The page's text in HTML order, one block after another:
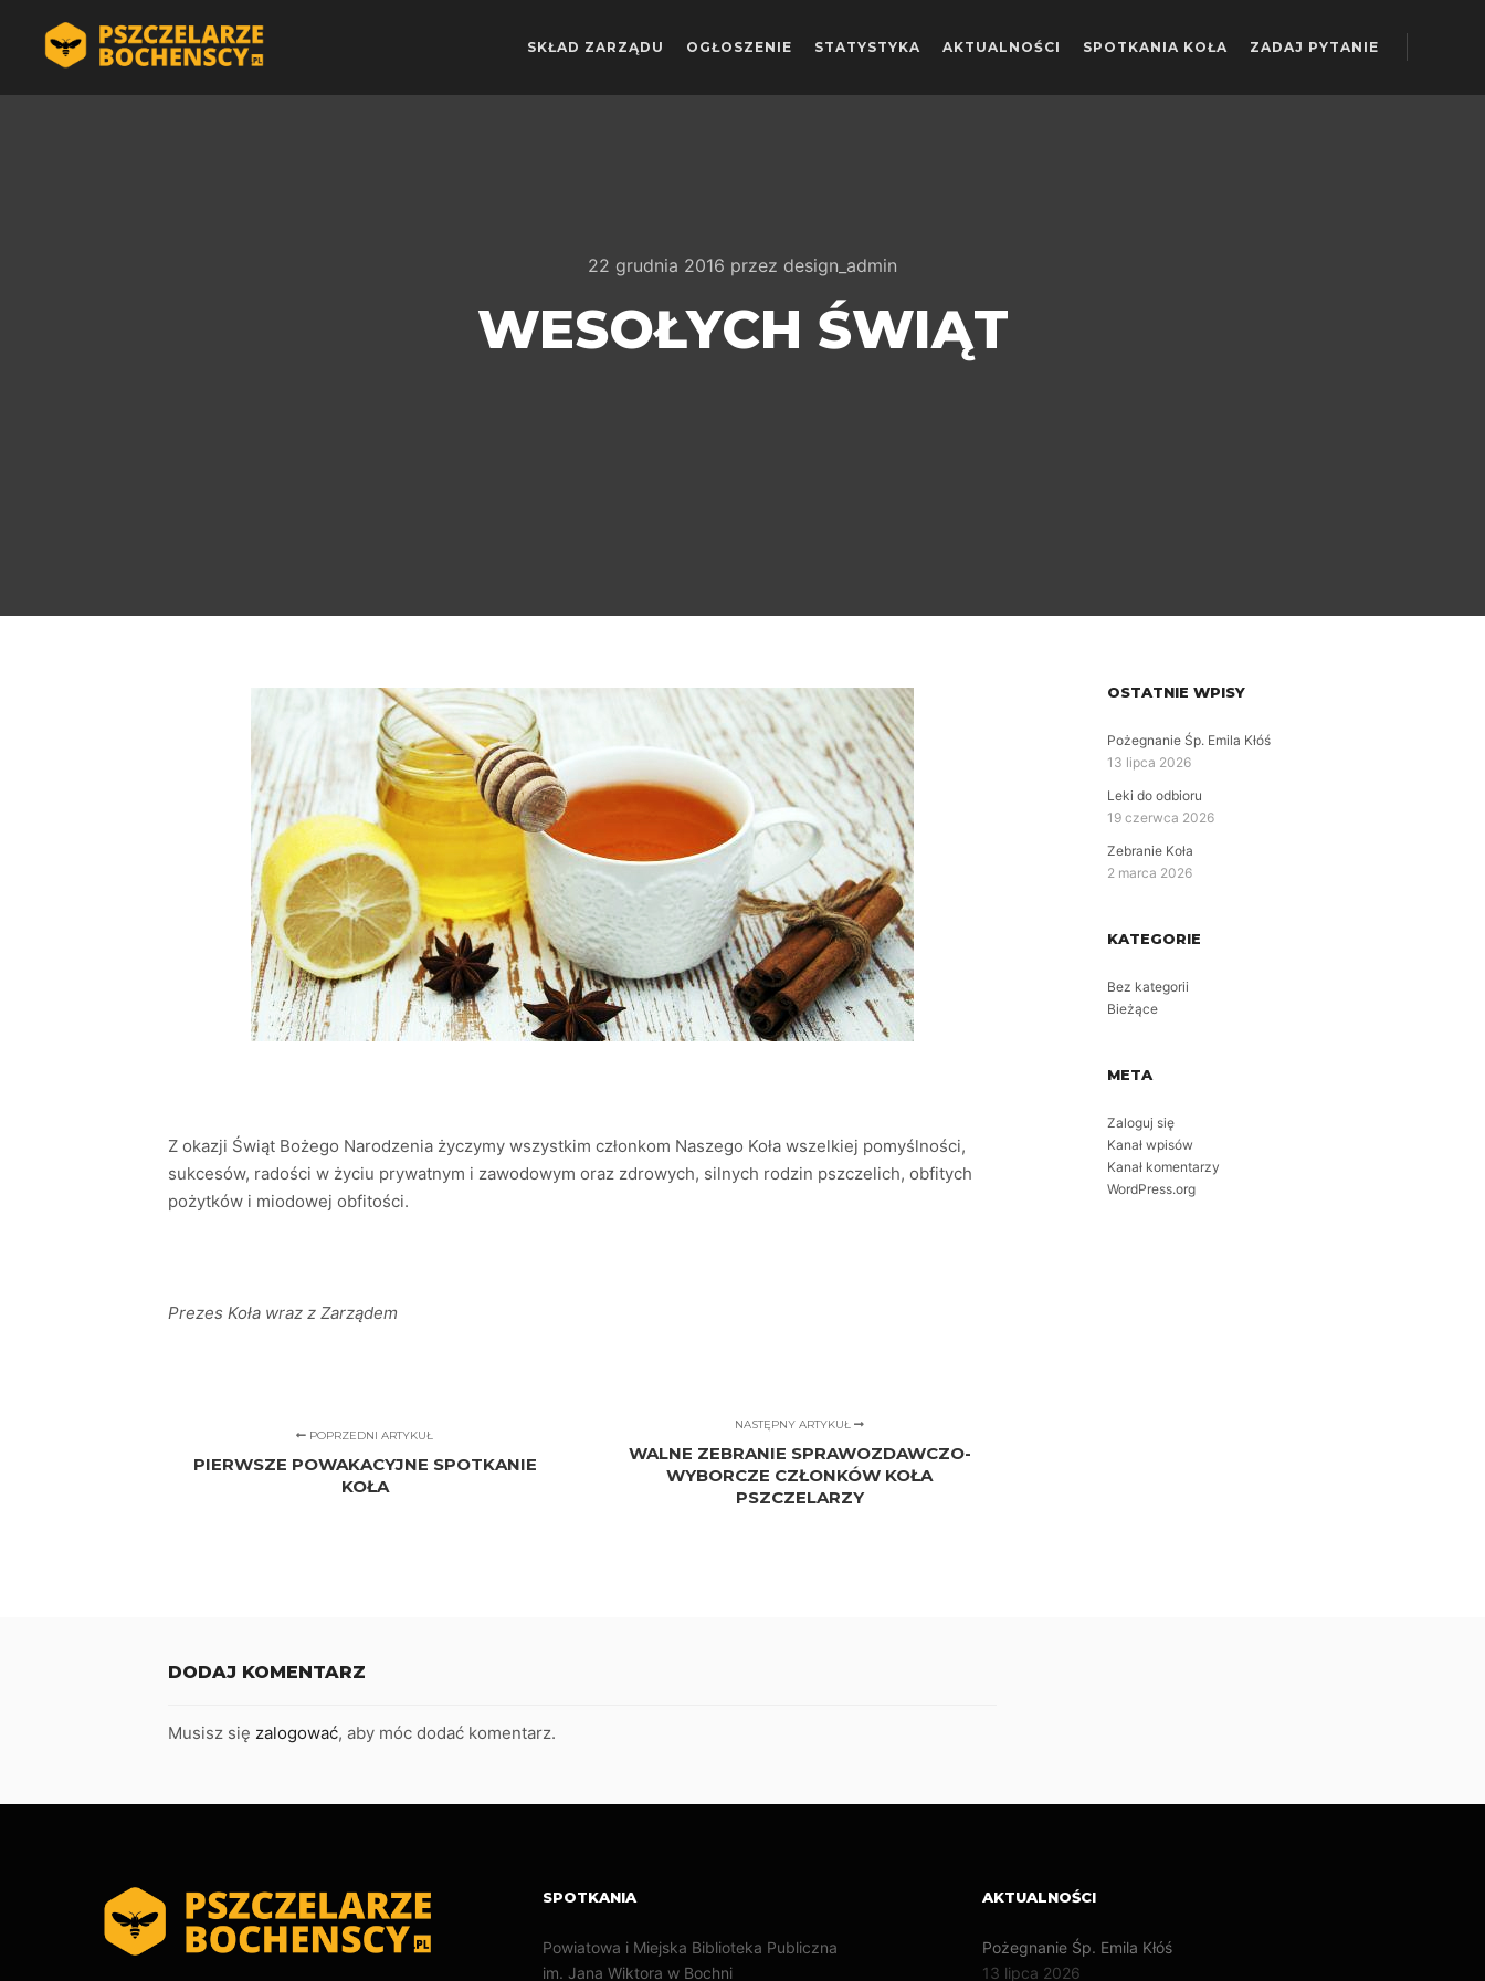
SKŁAD ZARZĄDU OGŁOSZENIE STATYSTYKA AKTUALNOŚCI SPOTKANIA KOŁA ZADAJ PYTANIE
22 grudnia 2016 przez design_admin
WESOŁYCH ŚWIĄT
Z okazji Świąt Bożego Narodzenia życzymy wszystkim członkom Naszego Koła wszelkiej pomyślności,
sukcesów, radości w życiu prywatnym i zawodowym oraz zdrowych, silnych rodzin pszczelich, obfitych
pożytków i miodowej obfitości.
Prezes Koła wraz z Zarządem
POPRZEDNI ARTYKUŁ
PIERWSZE POWAKACYJNE SPOTKANIE
KOŁA
NASTĘPNY ARTYKUŁ
WALNE ZEBRANIE SPRAWOZDAWCZO-
WYBORCZE CZŁONKÓW KOŁA
PSZCZELARZY
DODAJ KOMENTARZ
Musisz się zalogować, aby móc dodać komentarz.
OSTATNIE WPISY
Pożegnanie Śp. Emila Kłóś
13 lipca 2026
Leki do odbioru
19 czerwca 2026
Zebranie Koła
2 marca 2026
KATEGORIE
Bez kategorii
Bieżące
META
Zaloguj się
Kanał wpisów
Kanał komentarzy
WordPress.org
SPOTKANIA
Powiatowa i Miejska Biblioteka Publiczna
im. Jana Wiktora w Bochni
AKTUALNOŚCI
Pożegnanie Śp. Emila Kłóś
13 lipca 2026